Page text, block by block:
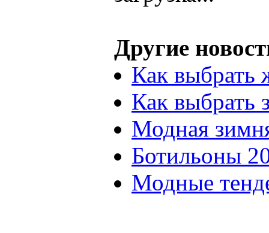
Другие
Как выбрать
Как выбрать
Модная
Ботильоны
Модные